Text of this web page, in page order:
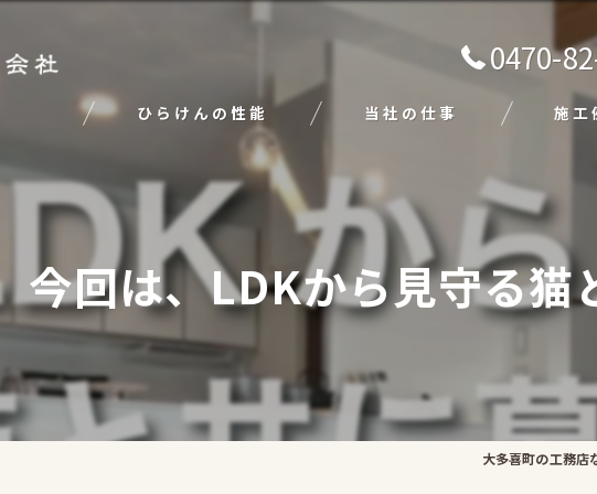
0470-
ひらけんの性能 当社の仕事
注文住宅
リフォーム
エクステリア
平屋
施工
今回は、LDKから見守る猫
大多喜町の工務店